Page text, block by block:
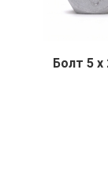
Болт 5